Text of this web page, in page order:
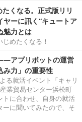
くなる。正式版リリ
ーに訊く“キュートア
魅力とは
めたくなる！
アプリボットの運営
み力」の重要性
る就活イベント「キャリ
業貿易センター浜松町
に合わせ、自身の就活
に聞いてみたので、そ